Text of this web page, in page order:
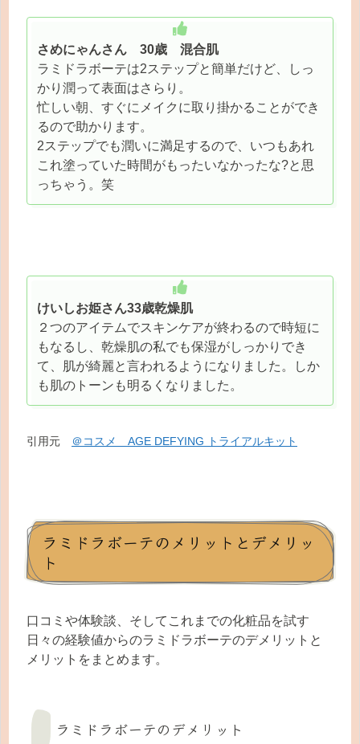
さめにゃんさん 30歳 混合肌
ラミドラボーテは2ステップと簡単だけど、しっ
かり潤って表面はさらり。
忙しい朝、すぐにメイクに取り掛かることができ
るので助かります。
2ステップでも潤いに満足するので、いつもあれ
これ塗っていた時間がもったいなかったな?と思
っちゃう。笑
けいしお姫さん33歳乾燥肌
２つのアイテムでスキンケアが終わるので時短に
もなるし、乾燥肌の私でも保湿がしっかりでき
て、肌が綺麗と言われるようになりました。しか
も肌のトーンも明るくなりました。
引用元 ＠コスメ AGE DEFYING トライアルキット
ラミドラボーテのメリットとデメリッ
ト
口コミや体験談、そしてこれまでの化粧品を試す
日々の経験値からのラミドラボーテのデメリットと
メリットをまとめます。
ラミドラボーテのデメリット